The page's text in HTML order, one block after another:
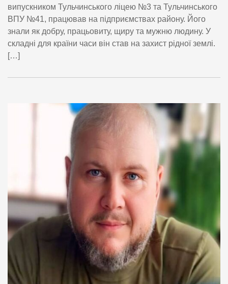
випускником Тульчинського ліцею №3 та Тульчинського
ВПУ №41, працював на підприємствах району. Його
знали як добру, працьовиту, щиру та мужню людину. У
складні для країни часи він став на захист рідної землі.
[…]